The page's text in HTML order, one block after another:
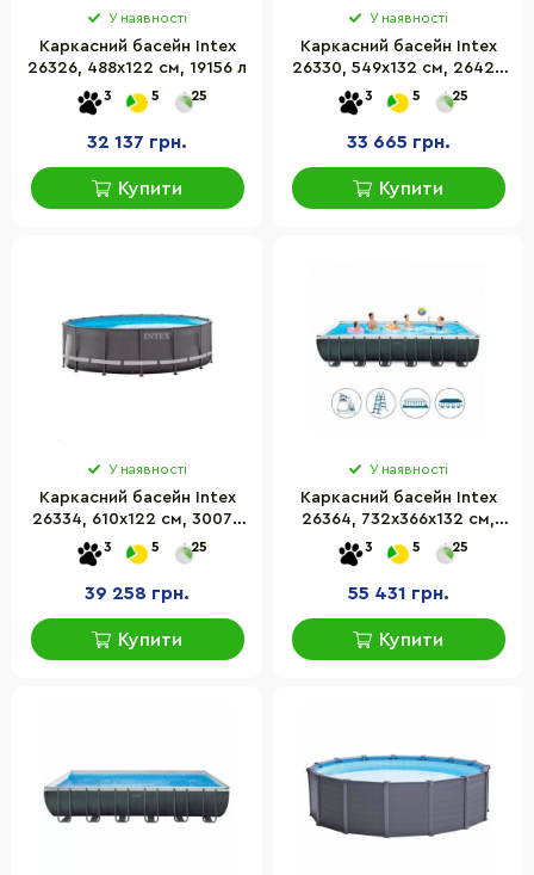
У наявності
Каркасний басейн Intex
26326, 488х122 см, 19156 л
3 5 25
32 137 грн.
Купити
У наявності
Каркасний басейн Intex
26330, 549х132 см, 26423
л
3 5 25
33 665 грн.
Купити
У наявності
Каркасний басейн Intex
26334, 610х122 см, 30079
л
3 5 25
39 258 грн.
Купити
У наявності
Каркасний басейн Intex
26364, 732х366х132 см,
31805 л
3 5 25
55 431 грн.
Купити